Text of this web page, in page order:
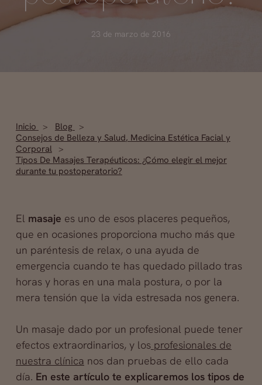
23 de marzo de 2016
Inicio
Blog
Consejos de Belleza y Salud, Medicina Estética Facial y
Corporal
Tipos De Masajes Terapéuticos: ¿Cómo elegir el mejor
durante tu postoperatorio?
El masaje es uno de esos placeres pequeños,
que en ocasiones proporciona mucho más que
un paréntesis de relax, o una ayuda de
emergencia cuando te has quedado pillado tras
horas y horas en una mala postura, o por la
mera tensión que la vida estresada nos genera.
Un masaje dado por un profesional puede tener
efectos extraordinarios, y losprofesionales de
nuestra clínica nos dan pruebas de ello cada
día. En este artículo te explicaremos los tipos de